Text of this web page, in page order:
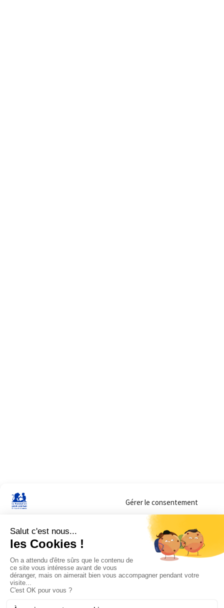
Gérer le consentement
Sur ce site, nous utilisons des cookies pour mesurer notre audience et vous
lorsque vous y consentez. Vous pouvez sélectionner ceux que vous autorisez
navigation.